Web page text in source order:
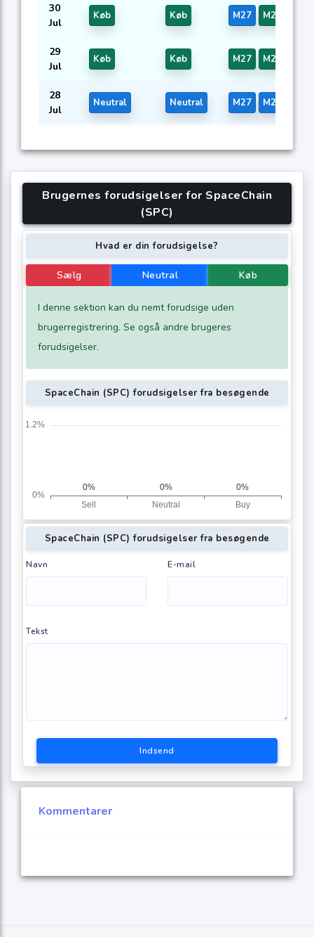
30
Jul
Køb Køb M27 M28
29
Jul
Køb Køb M27 M28
28
Jul
Neutral Neutral M27 M28
Brugernes forudsigelser for SpaceChain
(SPC)
Hvad er din forudsigelse?
Sælg Neutral Køb
I denne sektion kan du nemt forudsige uden
brugerregistrering. Se også andre brugeres
forudsigelser.
SpaceChain (SPC) forudsigelser fra besøgende
SpaceChain (SPC) forudsigelser fra besøgende
Navn E-mail
Tekst
Indsend
Kommentarer